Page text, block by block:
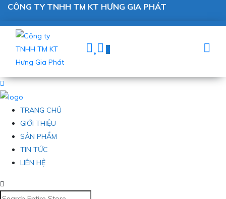
CÔNG TY TNHH TM KT HƯNG GIA PHÁT
0
TRANG CHỦ
GIỚI THIỆU
SẢN PHẨM
TIN TỨC
LIÊN HỆ